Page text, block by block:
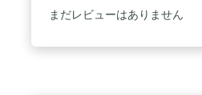
まだレビューはありません